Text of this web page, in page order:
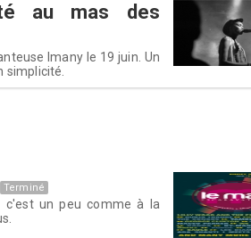
au mas des
Imany le 19 juin. Un
simplicité.
Terminé
c'est un peu comme à la